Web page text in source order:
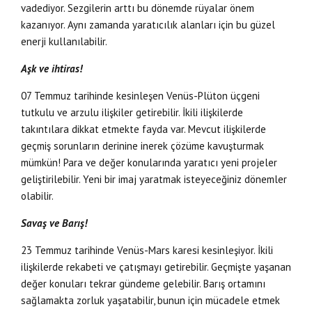
vadediyor. Sezgilerin arttı bu dönemde rüyalar önem
kazanıyor. Aynı zamanda yaratıcılık alanları için bu güzel
enerji kullanılabilir.
Aşk ve ihtiras!
07 Temmuz tarihinde kesinleşen Venüs-Plüton üçgeni
tutkulu ve arzulu ilişkiler getirebilir. İkili ilişkilerde
takıntılara dikkat etmekte fayda var. Mevcut ilişkilerde
geçmiş sorunların derinine inerek çözüme kavuşturmak
mümkün! Para ve değer konularında yaratıcı yeni projeler
geliştirilebilir. Yeni bir imaj yaratmak isteyeceğiniz dönemler
olabilir.
Savaş ve Barış!
23 Temmuz tarihinde Venüs-Mars karesi kesinleşiyor. İkili
ilişkilerde rekabeti ve çatışmayı getirebilir. Geçmişte yaşanan
değer konuları tekrar gündeme gelebilir. Barış ortamını
sağlamakta zorluk yaşatabilir, bunun için mücadele etmek